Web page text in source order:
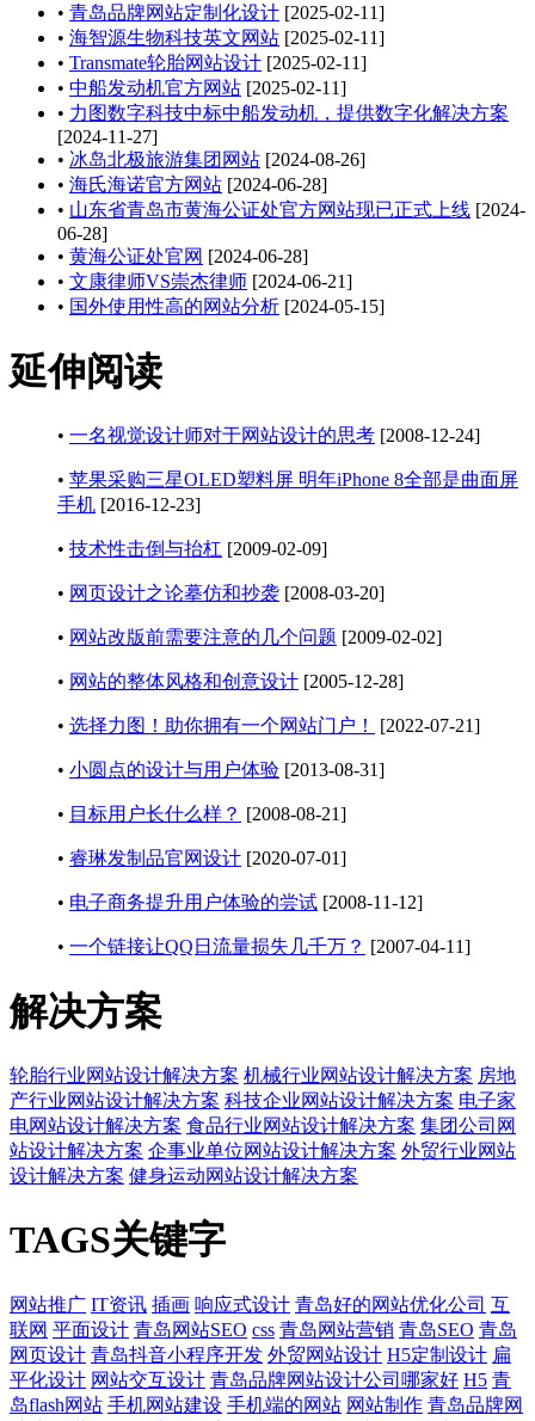
• 青岛品牌网站定制化设计 [2025-02-11]
• 海智源生物科技英文网站 [2025-02-11]
• Transmate轮胎网站设计 [2025-02-11]
• 中船发动机官方网站 [2025-02-11]
• 力图数字科技中标中船发动机，提供数字化解决方案
[2024-11-27]
• 冰岛北极旅游集团网站 [2024-08-26]
• 海氏海诺官方网站 [2024-06-28]
• 山东省青岛市黄海公证处官方网站现已正式上线 [2024-
06-28]
• 黄海公证处官网 [2024-06-28]
• 文康律师VS崇杰律师 [2024-06-21]
• 国外使用性高的网站分析 [2024-05-15]
延伸阅读
• 一名视觉设计师对于网站设计的思考 [2008-12-24]
• 苹果采购三星OLED塑料屏 明年iPhone 8全部是曲面屏
手机 [2016-12-23]
• 技术性击倒与抬杠 [2009-02-09]
• 网页设计之论摹仿和抄袭 [2008-03-20]
• 网站改版前需要注意的几个问题 [2009-02-02]
• 网站的整体风格和创意设计 [2005-12-28]
• 选择力图！助你拥有一个网站门户！ [2022-07-21]
• 小圆点的设计与用户体验 [2013-08-31]
• 目标用户长什么样？ [2008-08-21]
• 睿琳发制品官网设计 [2020-07-01]
• 电子商务提升用户体验的尝试 [2008-11-12]
• 一个链接让QQ日流量损失几千万？ [2007-04-11]
解决方案
轮胎行业网站设计解决方案 机械行业网站设计解决方案 房地
产行业网站设计解决方案 科技企业网站设计解决方案 电子家
电网站设计解决方案 食品行业网站设计解决方案 集团公司网
站设计解决方案 企事业单位网站设计解决方案 外贸行业网站
设计解决方案 健身运动网站设计解决方案
TAGS关键字
网站推广 IT资讯 插画 响应式设计 青岛好的网站优化公司 互
联网 平面设计 青岛网站SEO css 青岛网站营销 青岛SEO 青岛
网页设计 青岛抖音小程序开发 外贸网站设计 H5定制设计 扁
平化设计 网站交互设计 青岛品牌网站设计公司哪家好 H5 青
岛flash网站 手机网站建设 手机端的网站 网站制作 青岛品牌网